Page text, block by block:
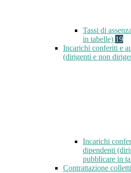
Tassi di
in tabelle) 19
Incarichi conferiti e
(dirigenti e non
Incarichi
dipendenti
pubblicare in
Contrattazione